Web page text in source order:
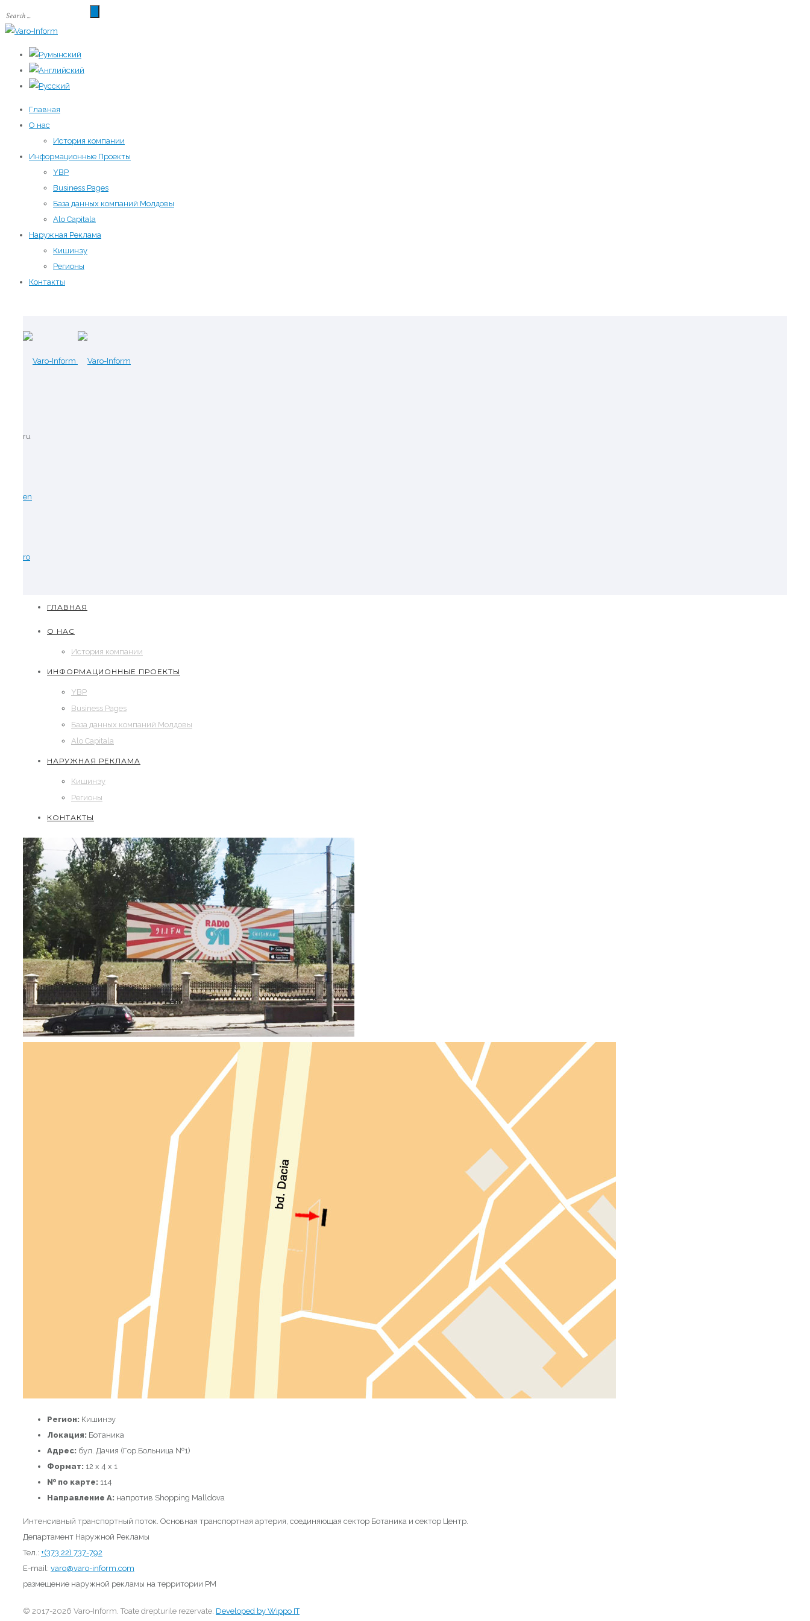
Главная
О нас
История компании
Информационные Проекты
YBP
Business Pages
База данных компаний Молдовы
Alo Capitala
Наружная Реклама
Кишинэу
Регионы
Контакты
ru
en
ro
ГЛАВНАЯ
О НАС
История компании
ИНФОРМАЦИОННЫЕ ПРОЕКТЫ
YBP
Business Pages
База данных компаний Молдовы
Alo Capitala
НАРУЖНАЯ РЕКЛАМА
Кишинэу
Регионы
КОНТАКТЫ
Регион: Кишинэу
Локация: Ботаника
Адрес: бул. Дачия (Гор.Больница №1)
Формат: 12 х 4 x 1
№ по карте: 114
Направление A: напротив Shopping Malldova
Интенсивный транспортный поток. Основная транспортная артерия, соединяющая сектор Ботаника и сектор Центр.
Департамент Наружной Рекламы
Тел.: +(373 22) 737-792
E-mail: varo@varo-inform.com
размещение наружной рекламы на территории РМ
© 2017-2026 Varo-Inform. Toate drepturile rezervate. Developed by Wippo IT